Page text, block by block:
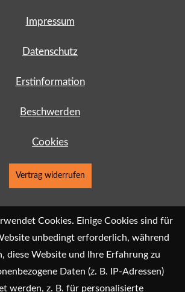
Impressum
Datenschutz
Erstinformation
Beschwerden
Cookies
Vertrag widerrufen
Cookies. Einige Cookies sind für
unbedingt erforderlich, während
diese Website und Ihre Erfahrung zu
Daten (z. B. IP-Adressen)
werden, z. B. für personalisierte